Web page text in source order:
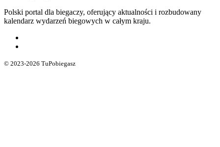
Polski portal dla biegaczy, oferujący aktualności i rozbudowany
kalendarz wydarzeń biegowych w całym kraju.
© 2023-2026 TuPobiegasz